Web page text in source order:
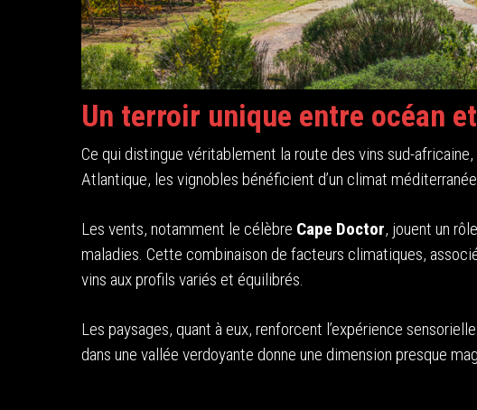
Un terroir unique entre océan
Ce qui distingue véritablement la route des vins sud-
Atlantique, les vignobles bénéficient d’un climat
Les vents, notamment le célèbre Cape Doctor, jouent un
maladies. Cette combinaison de facteurs climatiques,
vins aux profils variés et équilibrés.
Les paysages, quant à eux, renforcent l’expérience
dans une vallée verdoyante donne une dimension presque